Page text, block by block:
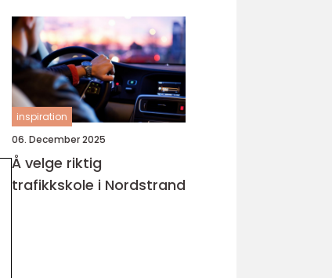
inspiration
06. December 2025
Å velge riktig
trafikkskole i Nordstrand